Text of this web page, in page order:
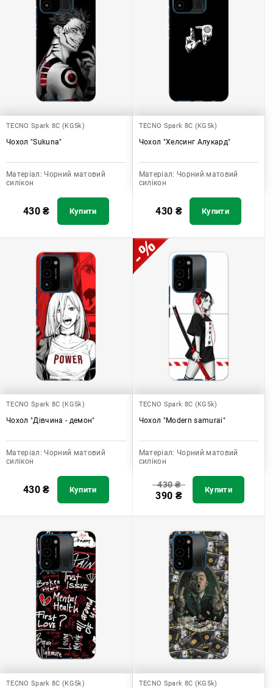
TECNO Spark 8C (KG5k)
Чохол "Sukuna"
Матеріал: Чорний матовий
силікон
430₴ Купити
TECNO Spark 8C (KG5k)
Чохол "Хелсинг Алукард"
Матеріал: Чорний матовий
силікон
430 ₴ Купити
TECNO Spark 8C (KG5k)
Чохол "Дівчина - демон"
Матеріал: Чорний матовий
силікон
430₴ Купити
TECNO Spark 8C (KG5k)
Чохол "Modern samurai"
Матеріал: Чорний матовий
силікон
430₴
390 ₴ Купити
TECNO Spark 8C (KG5k) TECNO Spark 8C (KG5k)